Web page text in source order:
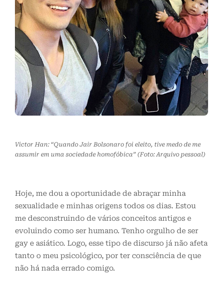
Victor Han: “Quando Jair Bolsonaro foi eleito, tive medo de me
assumir em uma sociedade homofóbica” (Foto: Arquivo pessoal)
Hoje, me dou a oportunidade de abraçar minha
sexualidade e minhas origens todos os dias. Estou
me desconstruindo de vários conceitos antigos e
evoluindo como ser humano. Tenho orgulho de ser
gay e asiático. Logo, esse tipo de discurso já não afeta
tanto o meu psicológico, por ter consciência de que
não há nada errado comigo.